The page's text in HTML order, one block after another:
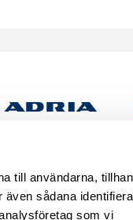
till användarna,
sådana
som vi